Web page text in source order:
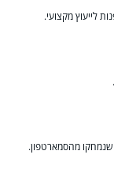
לייעוץ מקצועי.
שנמחקו מהסמארטפון.